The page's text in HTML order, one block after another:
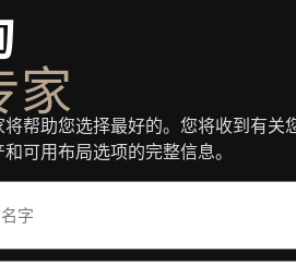
家
将帮助您选择最好的。您将收到有关
可用布局选项的完整信息。